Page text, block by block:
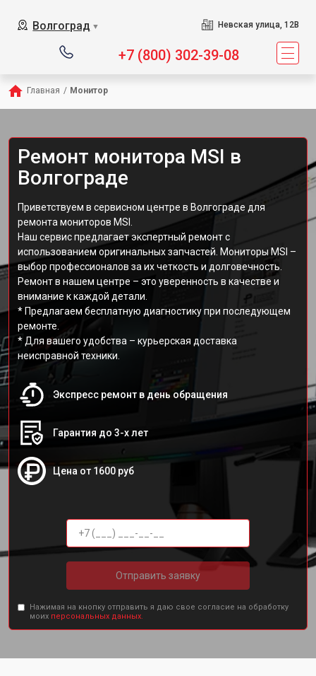
Волгоград ▼ Невская улица, 12В
+7 (800) 302-39-08
Главная / Монитор
Ремонт монитора MSI в
Волгограде
Приветствуем в сервисном центре в Волгограде для
ремонта мониторов MSI.
Наш сервис предлагает экспертный ремонт с
использованием оригинальных запчастей. Мониторы MSI –
выбор профессионалов за их четкость и долговечность.
Ремонт в нашем центре – это уверенность в качестве и
внимание к каждой детали.
* Предлагаем бесплатную диагностику при последующем
ремонте.
* Для вашего удобства – курьерская доставка
неисправной техники.
Экспресс ремонт в день обращения
Гарантия до 3-х лет
Цена от 1600 руб
Отправить заявку
Нажимая на кнопку отправить я даю свое согласие на обработку
моих персональных данных.